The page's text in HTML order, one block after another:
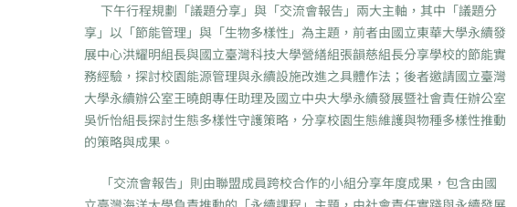
下午行程規劃「議題分享」與「交流會報告」兩大主軸，其中「議題分
享」以「節能管理」與「生物多樣性」為主題，前者由國立東華大學永續發
展中心洪耀明組長與國立臺灣科技大學營繕組張韻慈組長分享學校的節能實
務經驗，探討校園能源管理與永續設施改進之具體作法；後者邀請國立臺灣
大學永續辦公室王曉朗專任助理及國立中央大學永續發展暨社會責任辦公室
吳忻怡組長探討生態多樣性守護策略，分享校園生態維護與物種多樣性推動
的策略與成果。
「交流會報告」則由聯盟成員跨校合作的小組分享年度成果，包含由國